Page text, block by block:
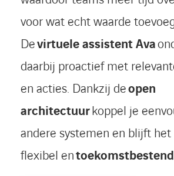
voor wat echt waarde
Devirtuele assistent Ava
daarbij proactief met
en acties. Dankzij deopen
architectuurkoppel je
andere systemen en blijft
flexibel en